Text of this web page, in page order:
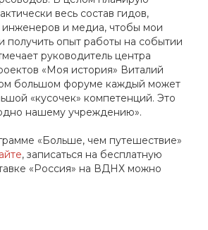
весь состав гидов,
инженеров и медиа, чтобы мои
получить опыт работы на событии
руководитель центра
«Моя история» Виталий
большом форуме каждый может
«кусочек» компетенций. Это
нашему учреждению».
«Больше, чем путешествие»
, записаться на бесплатную
«Россия» на ВДНХ можно